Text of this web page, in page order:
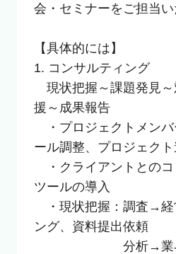
会・セミナーをご担当い
【具体的には】
1. コンサルティング
現状把握～課題発見～
援～成果報告
・プロジェクトメンバ
ール調整、プロジェク
・クライアントとのコ
ツールの導入
・現状把握：調査→経
ング、資料提出依頼
分析→業界や